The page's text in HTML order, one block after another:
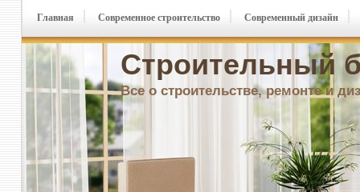
Строительный
Все о строительстве, ремонте и
Главная Современное строительство Современный дизайн